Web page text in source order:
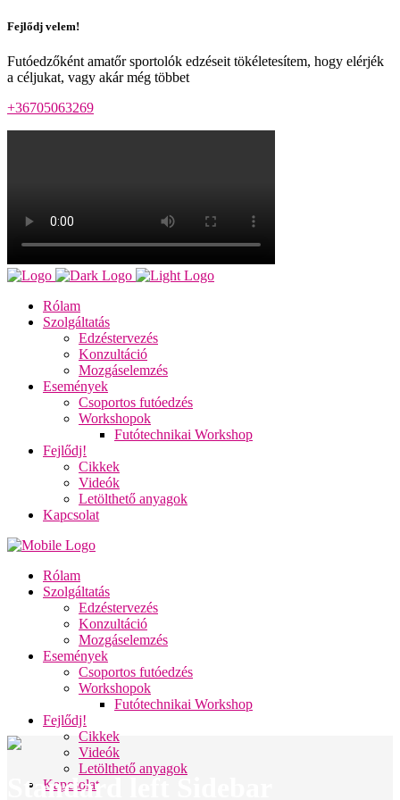
Fejlődj velem!
Futóedzőként amatőr sportolók edzéseit tökéletesítem, hogy elérjék
a céljukat, vagy akár még többet
+36705063269
Rólam
Szolgáltatás
Edzéstervezés
Konzultáció
Mozgáselemzés
Események
Csoportos futóedzés
Workshopok
Futótechnikai Workshop
Fejlődj!
Cikkek
Videók
Letölthető anyagok
Kapcsolat
Rólam
Szolgáltatás
Edzéstervezés
Konzultáció
Mozgáselemzés
Események
Csoportos futóedzés
Workshopok
Futótechnikai Workshop
Fejlődj!
Cikkek
Videók
Letölthető anyagok
Kapcsolat
Standard left Sidebar